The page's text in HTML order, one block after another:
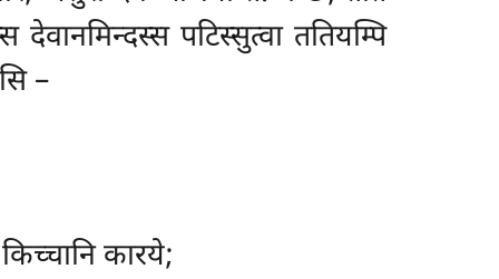
पटिस्सुत्वा ततियम्पि
–
कारये;